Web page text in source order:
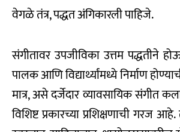
वेगळे तंत्र, पद्धत अंगिकारली पाहिजे.
संगीतावर उपजीविका उत्तम पद्धतीने
पालक आणि विद्यार्थ्यांमध्ये निर्माण
मात्र, असे दर्जेदार व्यावसायिक संगीत
विशिष्ट प्रकारच्या प्रशिक्षणाची गरज आहे.